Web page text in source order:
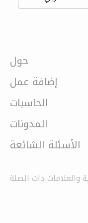
حول
إضافة عمل
الحاسبات
المدونات
الأسئلة الشائعة
والعلامات ذات الصلة